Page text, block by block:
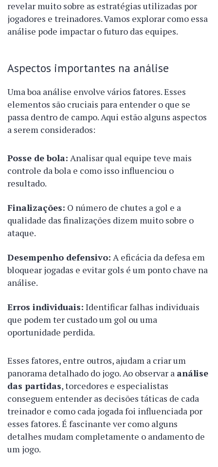
revelar muito sobre as estratégias utilizadas por
jogadores e treinadores. Vamos explorar como essa
análise pode impactar o futuro das equipes.
Aspectos importantes na análise
Uma boa análise envolve vários fatores. Esses
elementos são cruciais para entender o que se
passa dentro de campo. Aqui estão alguns aspectos
a serem considerados:
Posse de bola: Analisar qual equipe teve mais
controle da bola e como isso influenciou o
resultado.
Finalizações: O número de chutes a gol e a
qualidade das finalizações dizem muito sobre o
ataque.
Desempenho defensivo: A eficácia da defesa em
bloquear jogadas e evitar gols é um ponto chave na
análise.
Erros individuais: Identificar falhas individuais
que podem ter custado um gol ou uma
oportunidade perdida.
Esses fatores, entre outros, ajudam a criar um
panorama detalhado do jogo. Ao observar a análise
das partidas, torcedores e especialistas
conseguem entender as decisões táticas de cada
treinador e como cada jogada foi influenciada por
esses fatores. É fascinante ver como alguns
detalhes mudam completamente o andamento de
um jogo.